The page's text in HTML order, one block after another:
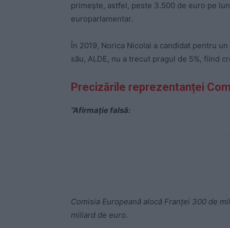
primește, astfel, peste 3.500 de euro pe
europarlamentar.
În 2019, Norica Nicolai a candidat pentru
său, ALDE, nu a trecut pragul de 5%, fiind
Precizările reprezentanței
”Afirmație falsă:
Comisia Europeană alocă Franței 300 de
miliard de euro.